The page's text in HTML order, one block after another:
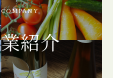
紹介